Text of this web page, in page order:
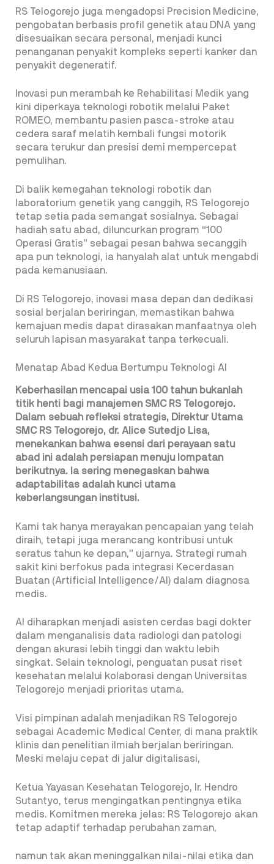
RS Telogorejo juga mengadopsi Precision Medicine,
pengobatan berbasis profil genetik atau DNA yang
disesuaikan secara personal, menjadi kunci
penanganan penyakit kompleks seperti kanker dan
penyakit degeneratif.
Inovasi pun merambah ke Rehabilitasi Medik yang
kini diperkaya teknologi robotik melalui Paket
ROMEO, membantu pasien pasca-stroke atau
cedera saraf melatih kembali fungsi motorik
secara terukur dan presisi demi mempercepat
pemulihan.
Di balik kemegahan teknologi robotik dan
laboratorium genetik yang canggih, RS Telogorejo
tetap setia pada semangat sosialnya. Sebagai
hadiah satu abad, diluncurkan program “100
Operasi Gratis” sebagai pesan bahwa secanggih
apa pun teknologi, ia hanyalah alat untuk mengabdi
pada kemanusiaan.
Di RS Telogorejo, inovasi masa depan dan dedikasi
sosial berjalan beriringan, memastikan bahwa
kemajuan medis dapat dirasakan manfaatnya oleh
seluruh lapisan masyarakat tanpa terkecuali.
Menatap Abad Kedua Bertumpu Teknologi AI
Keberhasilan mencapai usia 100 tahun bukanlah
titik henti bagi manajemen SMC RS Telogorejo.
Dalam sebuah refleksi strategis, Direktur Utama
SMC RS Telogorejo, dr. Alice Sutedjo Lisa,
menekankan bahwa esensi dari perayaan satu
abad ini adalah persiapan menuju lompatan
berikutnya. Ia sering menegaskan bahwa
adaptabilitas adalah kunci utama
keberlangsungan institusi.
Kami tak hanya merayakan pencapaian yang telah
diraih, tetapi juga merancang kontribusi untuk
seratus tahun ke depan,” ujarnya. Strategi rumah
sakit kini berfokus pada integrasi Kecerdasan
Buatan (Artificial Intelligence/AI) dalam diagnosa
medis.
AI diharapkan menjadi asisten cerdas bagi dokter
dalam menganalisis data radiologi dan patologi
dengan akurasi lebih tinggi dan waktu lebih
singkat. Selain teknologi, penguatan pusat riset
kesehatan melalui kolaborasi dengan Universitas
Telogorejo menjadi prioritas utama.
Visi pimpinan adalah menjadikan RS Telogorejo
sebagai Academic Medical Center, di mana praktik
klinis dan penelitian ilmiah berjalan beriringan.
Meski melaju cepat di jalur digitalisasi,
Ketua Yayasan Kesehatan Telogorejo, Ir. Hendro
Sutantyo, terus mengingatkan pentingnya etika
medis. Komitmen mereka jelas: RS Telogorejo akan
tetap adaptif terhadap perubahan zaman,
namun tak akan meninggalkan nilai-nilai etika dan